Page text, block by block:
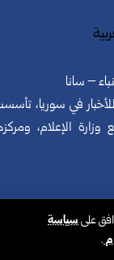
علىسياسة
.
– سانا
في سوريا،
1965. تتبع وزارة الإعلام،